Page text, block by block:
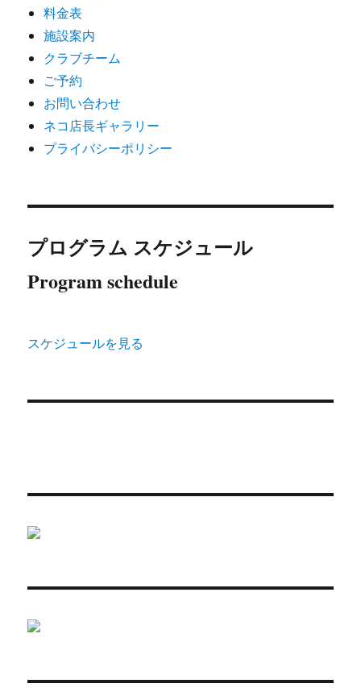
料金表
施設案内
クラブチーム
ご予約
お問い合わせ
ネコ店長ギャラリー
プライバシーポリシー
プログラム スケジュール
Program schedule
スケジュールを見る